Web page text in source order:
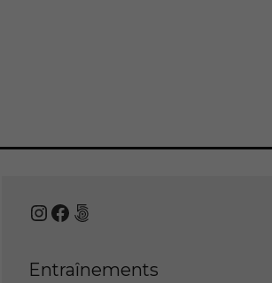
Instagram
Facebook
500px
Entraînements